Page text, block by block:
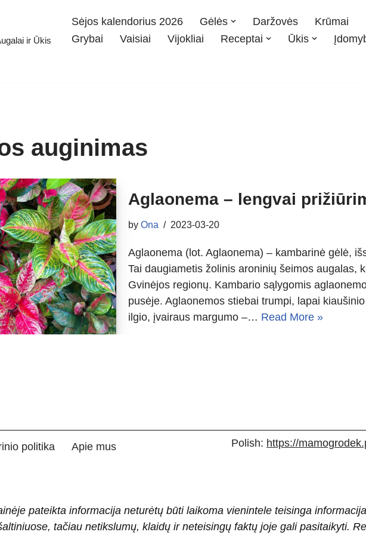
ir Ūkis
Sėjos kalendorius 2026 Gėlės Daržovės Krūmai
Grybai
Vaisiai Vijokliai Receptai Ūkis
auginimas
Aglaonema – lengvai
by Ona 2023-03-20
Aglaonema (lot. Aglaonema) – kambarinė gėlė,
Tai daugiametis žolinis aroninių šeimos augalas,
Gvinėjos regionų. Kambario sąlygomis
pusėje. Aglaonemos stiebai trumpi, lapai
ilgio, įvairaus margumo –… Read More »
politika Apie mus Polish: https://
pateikta informacija neturėtų būti laikoma vienintele teisinga
tačiau netikslumų, klaidų ir neteisingų faktų joje gali pasitaikyti.